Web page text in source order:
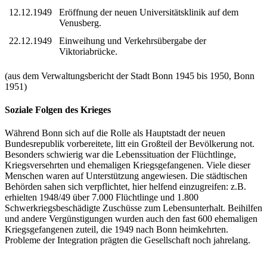
12.12.1949
Eröffnung der neuen Universitätsklinik auf dem
Venusberg.
22.12.1949
Einweihung und Verkehrsübergabe der
Viktoriabrücke.
(aus dem Verwaltungsbericht der Stadt Bonn 1945 bis 1950, Bonn
1951)
Soziale Folgen des Krieges
Während Bonn sich auf die Rolle als Hauptstadt der neuen
Bundesrepublik vorbereitete, litt ein Großteil der Bevölkerung not.
Besonders schwierig war die Lebenssituation der Flüchtlinge,
Kriegsversehrten und ehemaligen Kriegsgefangenen. Viele dieser
Menschen waren auf Unterstützung angewiesen. Die städtischen
Behörden sahen sich verpflichtet, hier helfend einzugreifen: z.B.
erhielten 1948/49 über 7.000 Flüchtlinge und 1.800
Schwerkriegsbeschädigte Zuschüsse zum Lebensunterhalt. Beihilfen
und andere Vergünstigungen wurden auch den fast 600 ehemaligen
Kriegsgefangenen zuteil, die 1949 nach Bonn heimkehrten.
Probleme der Integration prägten die Gesellschaft noch jahrelang.